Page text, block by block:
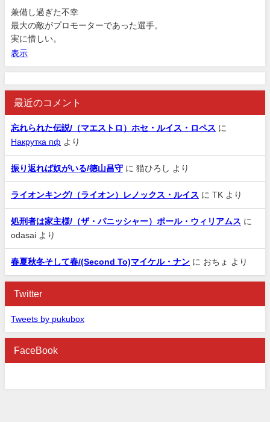
兼備し過ぎた不幸
最大の敵がプロモーターであった選手。
実に惜しい。
表示
最近のコメント
忘れられた伝説/（マエストロ）ホセ・ルイス・ロペス に
Накрутка пф より
振り返れば奴がいる/徳山昌守 に 猫ひろし より
ライオンキング/（ライオン）レノックス・ルイス に TK より
処刑者は家主様/（ザ・パニッシャー）ポール・ウィリアムス に
odasai より
春夏秋冬そして春/(Second To)マイケル・ナン に おちょ より
Twitter
Tweets by pukubox
FaceBook